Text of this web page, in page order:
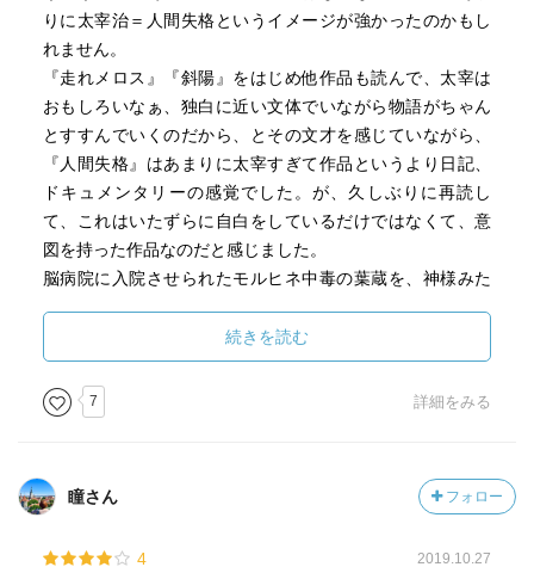
りに太宰治＝人間失格というイメージが強かったのかもし
れません。
『走れメロス』『斜陽』をはじめ他作品も読んで、太宰は
おもしろいなぁ、独白に近い文体でいながら物語がちゃん
とすすんでいくのだから、とその文才を感じていながら、
『人間失格』はあまりに太宰すぎて作品というより日記、
ドキュメンタリーの感覚でした。が、久しぶりに再読し
て、これはいたずらに自白をしているだけではなくて、意
図を持った作品なのだと感じました。
脳病院に入院させられたモルヒネ中毒の葉蔵を、神様みた
から十年が経過しており、その十年は空白。ただ、一さい
は過ぎて行ったのでしょう。喜劇も悲劇も、恋も生死も。
描かれていない十年間にこそ、この作品の核があるのかも
しれません。
というわけで、可も不可もなく過ぎゆく、のっぺりとした
印象の作品でした。うーん、感想を書きにくいです。つま
続きを読む
7 詳細をみる
瞳さん フォロー
4 2019.10.27